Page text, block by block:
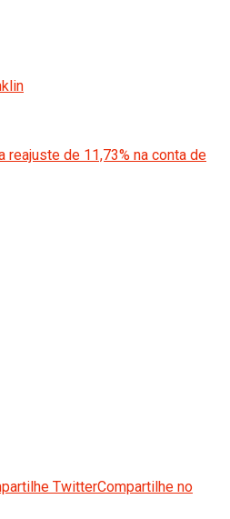
TwitterCompartilhe no